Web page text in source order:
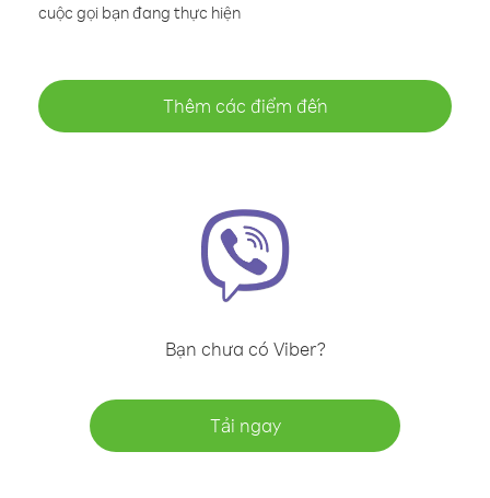
cuộc gọi bạn đang thực hiện
Thêm các điểm đến
Bạn chưa có Viber?
Tải ngay